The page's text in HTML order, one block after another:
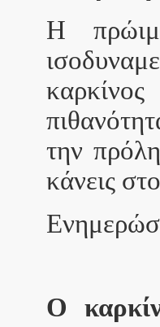
Η
την
κάνεις
Ο